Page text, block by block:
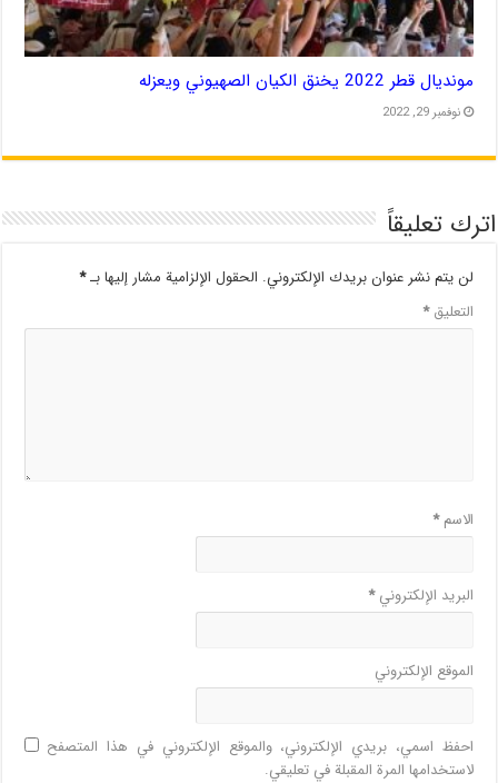
مونديال قطر 2022 يخنق الكيان الصهيوني ويعزله
نوفمبر 29, 2022
اترك تعليقاً
لن يتم نشر عنوان بريدك الإلكتروني. الحقول الإلزامية مشار إليها بـ*
التعليق*
الاسم*
البريد الإلكتروني*
الموقع الإلكتروني
احفظ اسمي، بريدي الإلكتروني، والموقع الإلكتروني في هذا المتصفح
لاستخدامها المرة المقبلة في تعليقي.